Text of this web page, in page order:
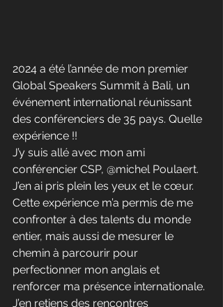
2024 a été l’année de mon premier
Global Speakers Summit à Bali, un
événement international réunissant
des conférenciers de 35 pays. Quelle
expérience !!
J’y suis allé avec mon ami
conférencier CSP, @michel Poulaert.
J’en ai pris plein les yeux et le cœur.
Cette expérience m’a permis de me
confronter à des talents du monde
entier, mais aussi de mesurer le
chemin à parcourir pour
perfectionner mon anglais et
renforcer ma présence internationale.
J’en retiens des rencontres